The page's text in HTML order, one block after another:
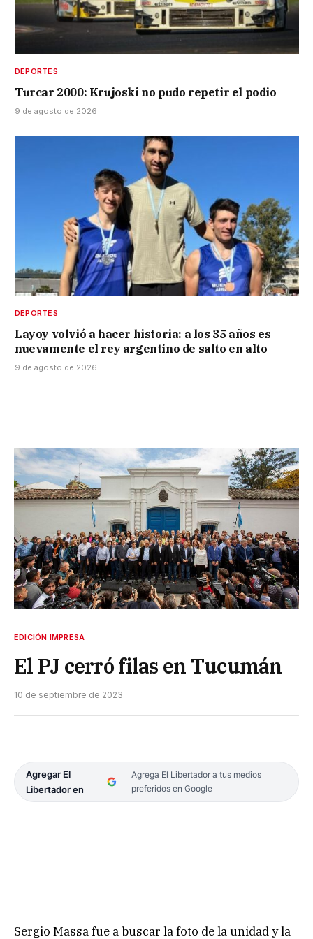
DEPORTES
Turcar 2000: Krujoski no pudo repetir el podio
9 de agosto de 2026
DEPORTES
Layoy volvió a hacer historia: a los 35 años es
nuevamente el rey argentino de salto en alto
9 de agosto de 2026
EDICIÓN IMPRESA
El PJ cerró filas en Tucumán
10 de septiembre de 2023
Agregar El
Libertador en
Agrega El Libertador a tus medios
preferidos en Google
Sergio Massa fue a buscar la foto de la unidad y la